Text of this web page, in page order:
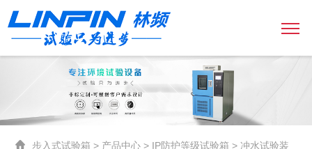
步入式试验箱 > 产品中心 > IP防护等级试验箱 > 冲水试验装